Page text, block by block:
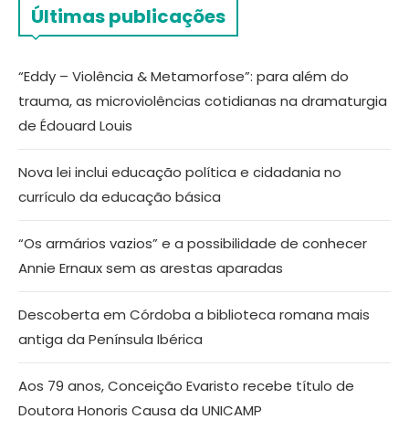
Últimas publicações
“Eddy – Violência & Metamorfose”: para além do
trauma, as microviolências cotidianas na dramaturgia
de Édouard Louis
Nova lei inclui educação política e cidadania no
currículo da educação básica
“Os armários vazios” e a possibilidade de conhecer
Annie Ernaux sem as arestas aparadas
Descoberta em Córdoba a biblioteca romana mais
antiga da Península Ibérica
Aos 79 anos, Conceição Evaristo recebe título de
Doutora Honoris Causa da UNICAMP